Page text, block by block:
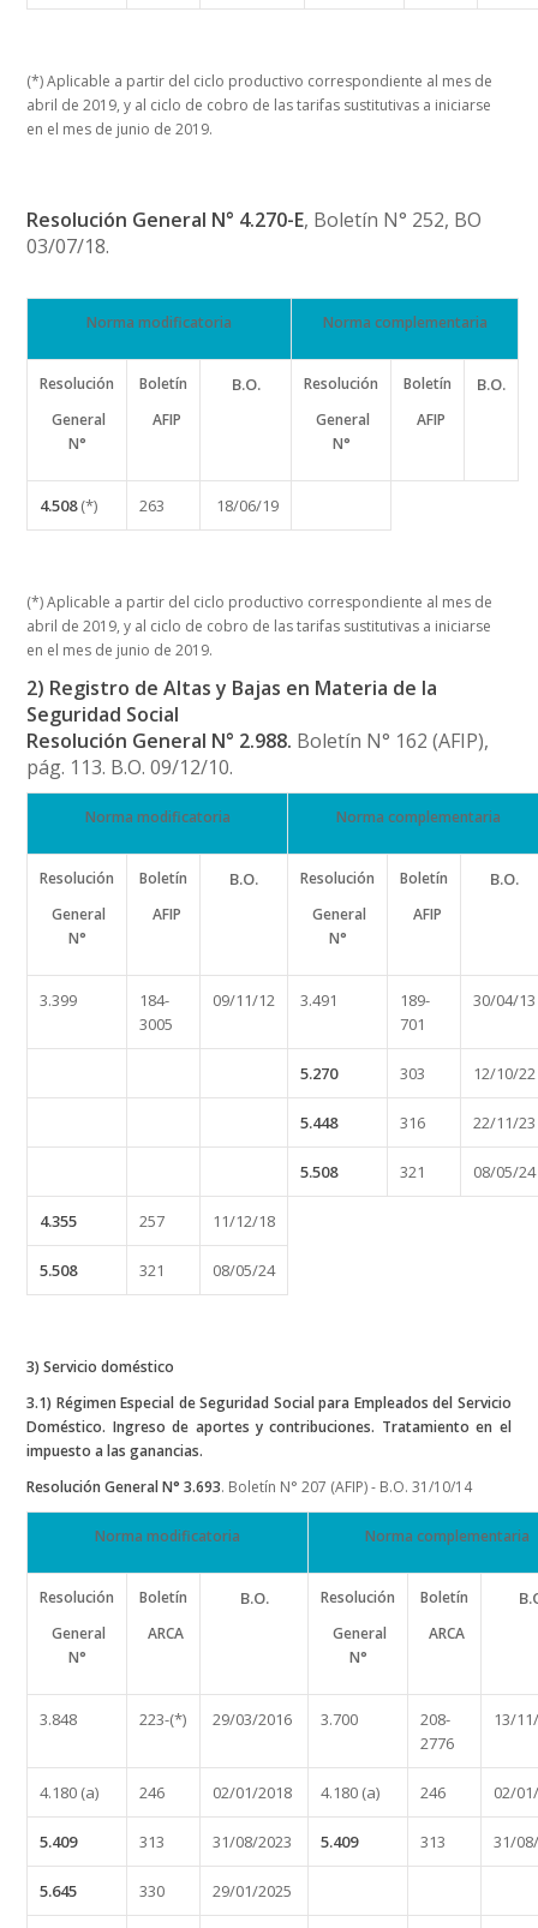
(*) Aplicable a partir del ciclo productivo correspondiente al mes de
abril de 2019, y al ciclo de cobro de las tarifas sustitutivas a iniciarse
en el mes de junio de 2019.
Resolución General N° 4.270-E, Boletín N° 252, BO
03/07/18.
Norma modificatoria Norma complementaria
Resolución
General
N°
Boletín
AFIP
B.O.
Resolución
General
N°
Boletín
AFIP
B.O.
4.508(*) 263 18/06/19
(*) Aplicable a partir del ciclo productivo correspondiente al mes de
abril de 2019, y al ciclo de cobro de las tarifas sustitutivas a iniciarse
en el mes de junio de 2019.
2) Registro de Altas y Bajas en Materia de la
Seguridad Social
Resolución General N° 2.988. Boletín N° 162 (AFIP),
pág. 113. B.O. 09/12/10.
Norma modificatoria Norma complementaria
Resolución
General
N°
Boletín
AFIP
B.O.
Resolución
General
N°
Boletín
AFIP
B.O.
3.399
184-
3005
09/11/12 3.491
189-
701
30/04/13
5.270 303 12/10/22
5.448 316 22/11/23
5.508 321 08/05/24
4.355 257 11/12/18
5.508 321 08/05/24
3) Servicio doméstico
3.1) Régimen Especial de Seguridad Social para Empleados del Servicio
Doméstico. Ingreso de aportes y contribuciones. Tratamiento en el
impuesto a las ganancias.
Resolución General N° 3.693. Boletín N° 207 (AFIP) - B.O. 31/10/14
Norma modificatoria Norma complementaria
Resolución
General
N°
Boletín
ARCA
B.O.
Resolución
General
N°
Boletín
ARCA
3.848 223-(*) 29/03/2016 3.700
208-
2776
13/
4.180 (a) 246 02/01/2018 4.180 (a) 246 02/
5.409 313 31/08/2023 5.409 313 31/
5.645 330 29/01/2025